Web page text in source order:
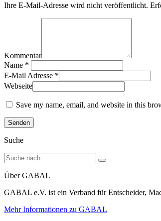
Ihre E-Mail-Adresse wird nicht veröffentlicht.
Kommentar
Name *
E-Mail Adresse *
Webseite
Save my name, email, and website in this
Suche
Über GABAL
GABAL e.V. ist ein Verband für Entscheider,
Mehr Informationen zu GABAL